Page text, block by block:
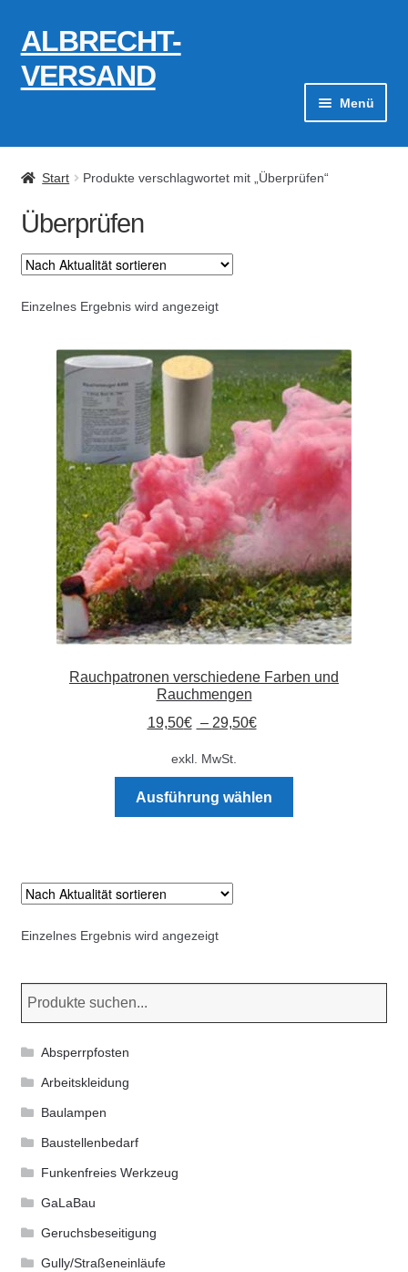
Zur
Navigation
springen
Zum
Inhalt
springen
ALBRECHT-
VERSAND
Menü
Zahlungsarten
Widerrufsbelehrung
Impressum
Absperrpfosten
Arbeitskleidung
Baulampen
Baustellenbedarf
Funkenfreies Werkzeug
GaLaBau
Stadtmöblierung
Vermessung
Werkzeuge
Start Produkte verschlagwortet mit „Überprüfen“
Überprüfen
Einzelnes Ergebnis wird angezeigt
Rauchpatronen verschiedene Farben und
Rauchmengen
19,50€ – 29,50€
exkl. MwSt.
Ausführung wählen
Einzelnes Ergebnis wird angezeigt
Absperrpfosten
Arbeitskleidung
Baulampen
Baustellenbedarf
Funkenfreies Werkzeug
GaLaBau
Geruchsbeseitigung
Gully/Straßeneinläufe